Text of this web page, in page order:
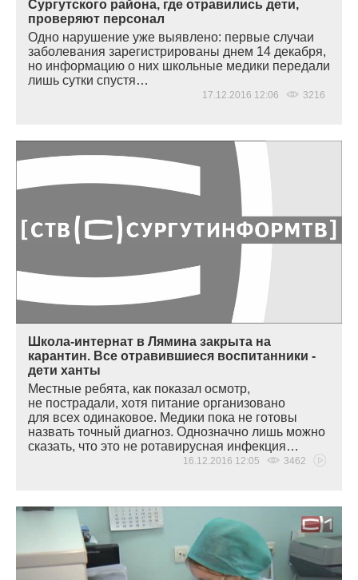
Сургутского района, где отравились дети,
проверяют персонал
Одно нарушение уже выявлено: первые случаи
заболевания зарегистрированы днем 14 декабря,
но информацию о них школьные медики передали
лишь сутки спустя…
17.12.2016 12:06 3216
Школа-интернат в Лямина закрыта на
карантин. Все отравившиеся воспитанники -
дети ханты
Местные ребята, как показал осмотр,
не пострадали, хотя питание организовано
для всех одинаковое. Медики пока не готовы
назвать точный диагноз. Однозначно лишь можно
сказать, что это не ротавирусная инфекция…
16.12.2016 12:05 3462